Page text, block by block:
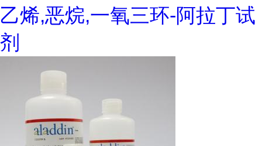
乙烯,恶烷,一氧三环-阿拉丁试
剂